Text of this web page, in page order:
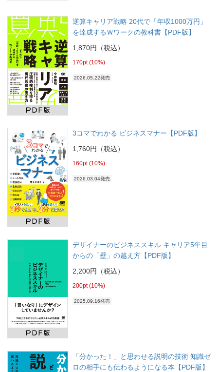
逆算キャリア戦略 20代で「年収1000万円」
を達成するＷワークの教科書【PDF版】
1,870円（税込）
170pt (10%)
2026.05.22発売
3コマでわかる ビジネスマナー【PDF版】
1,760円（税込）
160pt (10%)
2026.03.04発売
デザイナーのビジネススキル キャリア5年目
からの「壁」の越え方【PDF版】
2,200円（税込）
200pt (10%)
2025.09.16発売
「分かった！」と思わせる説明の技術 知識ゼ
ロの相手にも伝わるようになる本【PDF版】